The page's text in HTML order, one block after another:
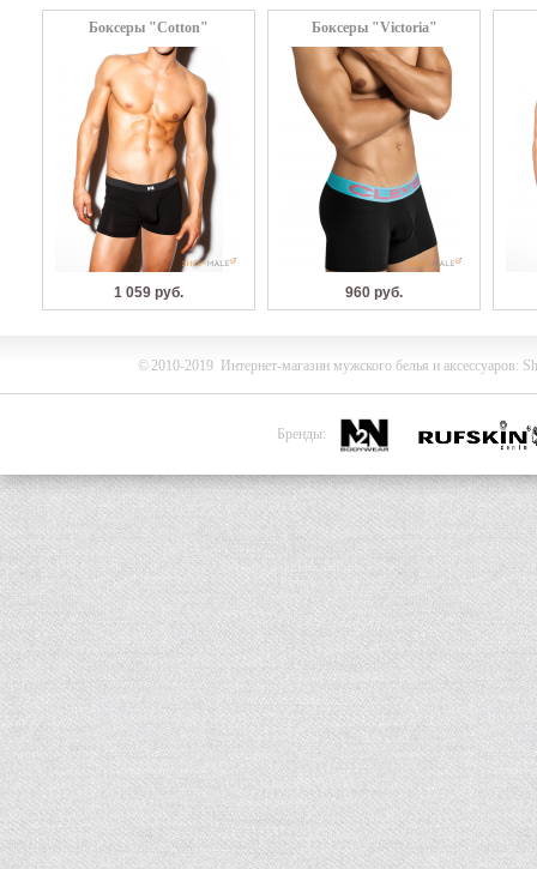
Боксеры "Cotton"
1 059 руб.
Боксеры "Victoria"
960 руб.
©2010-2019 Интернет-магазин мужского белья и аксессуаров:
Бренды: